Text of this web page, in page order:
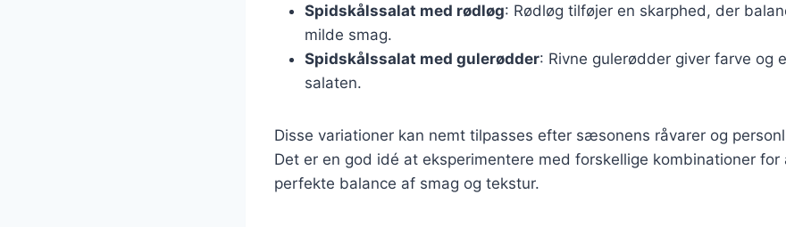
Spidskålssalat med rødløg: Rødløg tilføjer en skarphed, der
milde smag.
Spidskålssalat med gulerødder: Rivne gulerødder giver farve og
salaten.
Disse variationer kan nemt tilpasses efter sæsonens råvarer og
Det er en god idé at eksperimentere med forskellige kombinationer for
perfekte balance af smag og tekstur.